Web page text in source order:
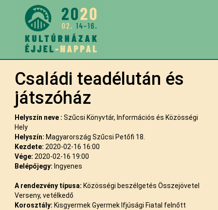
Családi teadélután és
játszóház
Helyszín neve : Szűcsi Könyvtár, Információs és Közösségi
Hely
Helyszín: Magyarország Szűcsi Petőfi 18.
Kezdete: 2020-02-16 16:00
Vége: 2020-02-16 19:00
Belépőjegy: Ingyenes
A rendezvény típusa: Közösségi beszélgetés Összejövetel
Verseny, vetélkedő
Korosztály: Kisgyermek Gyermek Ifjúsági Fiatal felnőtt